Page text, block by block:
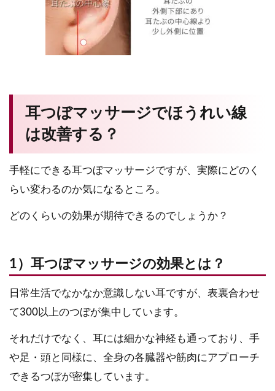
耳つぼマッサージでほうれい線
は改善する？
手軽にできる耳つぼマッサージですが、実際にどのく
らい変わるのか気になるところ。
どのくらいの効果が期待できるのでしょうか？
1）耳つぼマッサージの効果とは？
日常生活でなかなか意識しない耳ですが、表裏合わせ
て300以上のつぼが集中しています。
それだけでなく、耳には細かな神経も通っており、手
や足・頭と同様に、全身の各臓器や筋肉にアプローチ
できるつぼが密集しています。